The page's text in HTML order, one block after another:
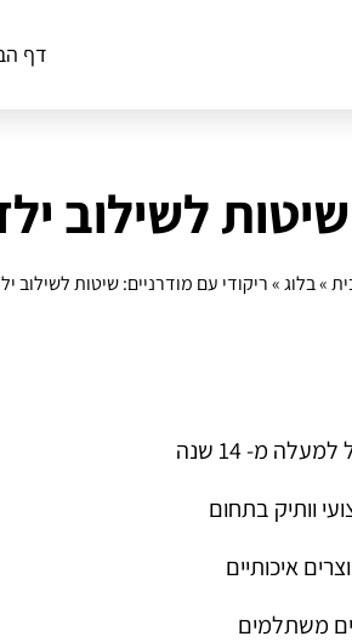
דף
לשילוב
»בלוג»ריקודי עם מודרניים: שיטות לשילוב
מ- 14 שנה
וותיק בתחום
איכותיים
משתלמים